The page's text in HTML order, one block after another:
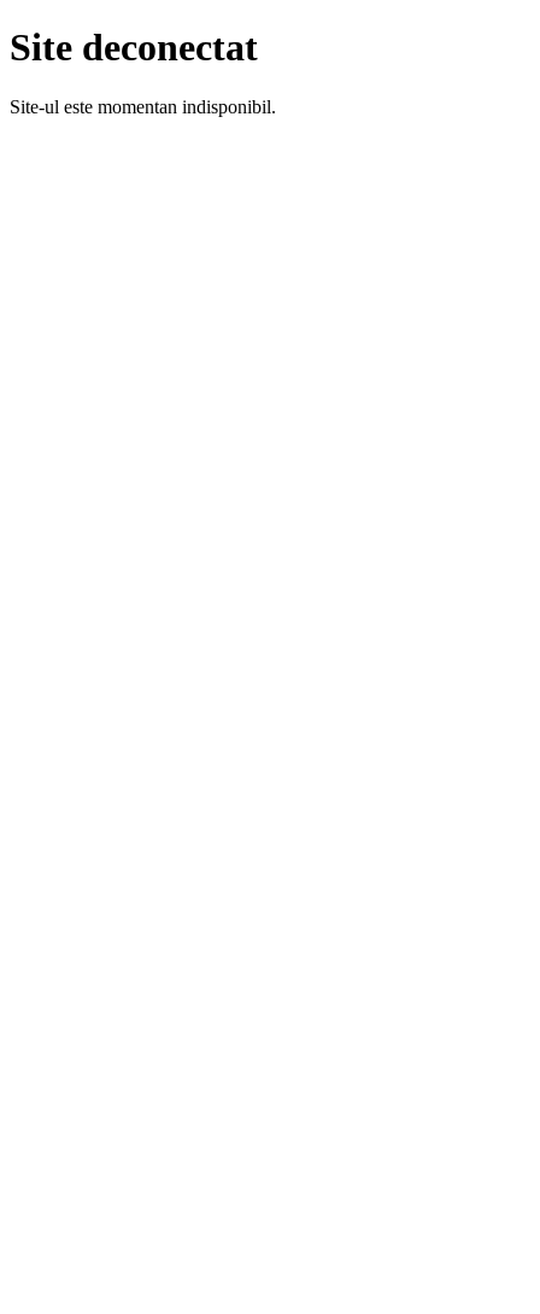
Site deconectat
Site-ul este momentan indisponibil.